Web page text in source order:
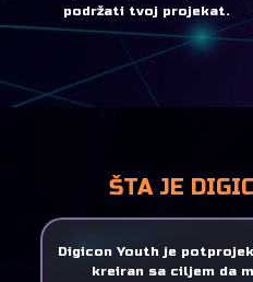
podržati tvoj projekat.
ŠTA JE
Digicon Youth je
kreiran sa ciljem da